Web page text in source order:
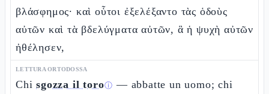
βλάσφημος· καὶ οὗτοι ἐξελέξαντο τὰς ὁδοὺς
αὐτῶν καὶ τὰ βδελύγματα αὐτῶν, ἃ ἡ ψυχὴ αὐτῶν
ἠθέλησεν,
LETTURA ORTODOSSA
Chisgozza il toroⓘ — abbatte un uomo; chi